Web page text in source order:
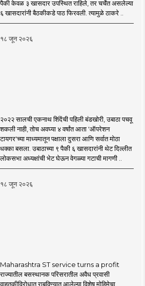
पैकी केवळ ३ खासदार उपस्थित राहिले, तर चर्चेत असलेल्या
६ खासदारांनी बैठकीकडे पाठ फिरवली. त्यामुळे ठाकरे ..
१८ जून २०२६
२०२२ सालची एकनाथ शिंदेंची पहिली बंडखोरी, उबाठा पचवू
शकली नाही, तोच अवघ्या ४ वर्षांत आता 'ऑपरेशन
टायगर'च्या माध्यमातून पक्षाला दुसरा आणि सर्वात मोठा
धक्का बसला. उबाठाच्या ९ पैकी ६ खासदारांनी थेट दिल्लीत
लोकसभा अध्यक्षांची भेट घेऊन वेगळ्या गटाची मागणी ..
१८ जून २०२६
Maharashtra ST service turns a profit
राज्यातील बसस्थानक परिसरातील अवैध प्रवासी
वाहतुकीविरोधात राबविण्यात आलेल्या विशेष मोहिमेचा